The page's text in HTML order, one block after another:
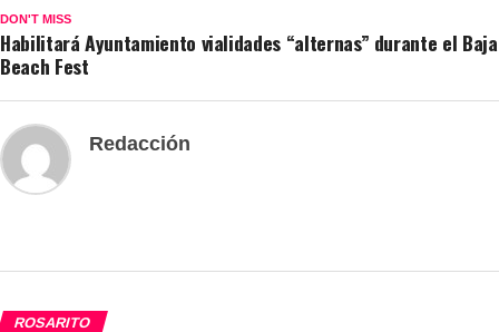
DON'T MISS
Habilitará Ayuntamiento vialidades “alternas” durante el Baja
Beach Fest
Redacción
ROSARITO